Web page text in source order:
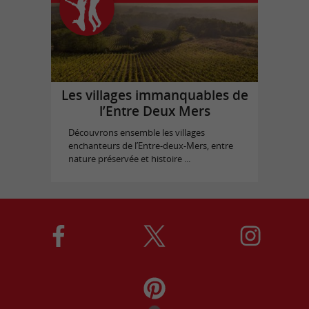
Les villages immanquables de
l’Entre Deux Mers
Découvrons ensemble les villages
enchanteurs de l’Entre-deux-Mers, entre
nature préservée et histoire ...